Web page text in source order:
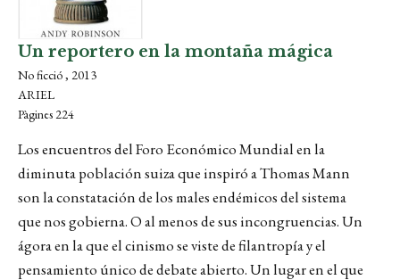
Un reportero en la montaña mágica
No ficció , 2013
ARIEL
Pàgines 224
Los encuentros del Foro Económico Mundial en la
diminuta población suiza que inspiró a Thomas Mann
son la constatación de los males endémicos del sistema
que nos gobierna. O al menos de sus incongruencias. Un
ágora en la que el cinismo se viste de filantropía y el
pensamiento único de debate abierto. Un lugar en el que